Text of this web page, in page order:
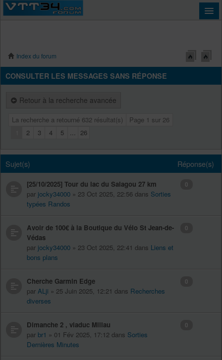
Index du forum
CONSULTER LES MESSAGES SANS RÉPONSE
Retour à la recherche avancée
La recherche a retourné 632 résultat(s) Page 1 sur 26
2 3 4 5 ... 26
Sujet(s) Réponse(s)
[25/10/2025] Tour du lac du Salagou 27 km
par jocky34000 » 23 Oct 2025, 22:56 dans Sorties
typées Randos
0
Avoir de 100€ à la Boutique du Vélo St Jean-de-
Védas
par jocky34000 » 23 Oct 2025, 22:41 dans Liens et
bons plans
0
Cherche Garmin Edge
par ALji » 25 Juin 2025, 12:21 dans Recherches
diverses
0
Dimanche 2 , viaduc Millau
par br1 » 01 Fév 2025, 17:12 dans Sorties
Dernières Minutes
0